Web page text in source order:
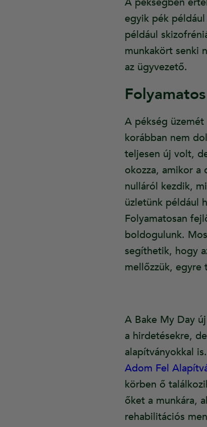
egyik pék
például
munkakört senki
az ügyvezető.
A pékség üzemét
korábban nem
teljesen új volt,
okozza, amikor a
nulláról kezdik,
üzletünk például
Folyamatosan
boldogulunk.
segíthetik, hogy
mellőzzük, egyre
A Bake My Day
a hirdetésekre,
alapítványokkal
Adom Fel
körben ő
őket a munkára,
rehabilitációs